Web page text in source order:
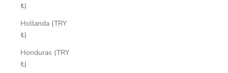
₺)
Hollanda (TRY
₺)
Honduras (TRY
₺)